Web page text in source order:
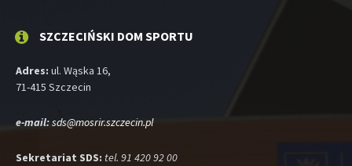
SZCZECIŃSKI DOM SPORTU
Adres: ul. Wąska 16,
71-415 Szczecin
e-mail:sds@mosrir.szczecin.pl
Sekretariat SDS: tel. 91 420 92 00